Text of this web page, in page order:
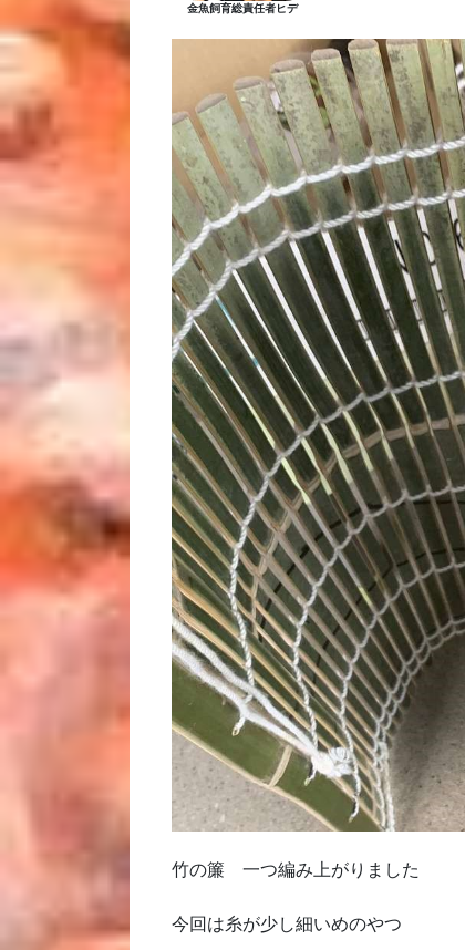
金魚飼育総責任者ヒデ
竹の簾 一つ編み上がりました
今回は糸が少し細いめのやつ